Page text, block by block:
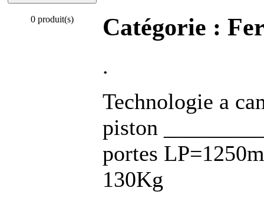
0 produit(s) Catégorie :
.
Technologie a
piston
portes
130Kg